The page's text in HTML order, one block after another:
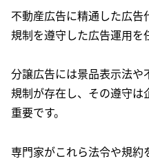
不動産広告に精通した広告
規制を遵守した広告運用を
分譲広告には景品表示法
規制が存在し、その遵守
重要です。
専門家がこれら法令や規約